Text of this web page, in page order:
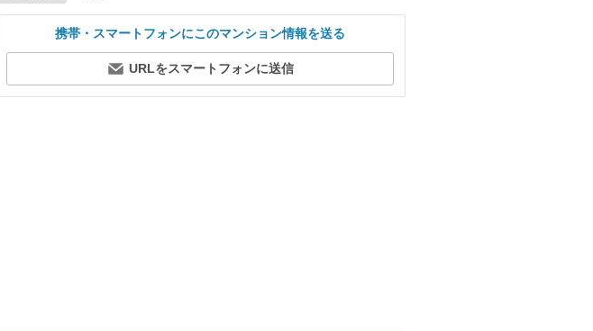
携帯・スマートフォンにこのマンション情報を送る
URLをスマートフォンに送信